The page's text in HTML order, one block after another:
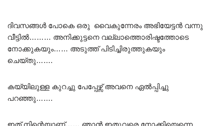
ദിവസങ്ങൾ പോകെ ഒരു വൈകുന്നേരം അഭിയേട്ടൻ വന്നു
വീട്ടിൽ……… അനിക്കുട്ടനെ വല്ലാത്തൊരിഷ്ടത്തോടെ
നോക്കുകയും…… അടുത്ത് പിടിച്ചിരുത്തുകയും
ചെയ്തു…….
കയ്യിലുള്ള കുറച്ചു പേപ്പേഴ്സ് അവനെ ഏൽപ്പിച്ചു
പറഞ്ഞു…….